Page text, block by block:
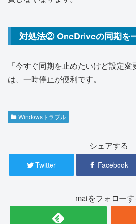
対処法② OneDriveの同期を
「今すぐ同期を止めたいけど設定
は、一時停止が便利です。
Windowsトラブル
シェアする
Twitter Facebook
maiをフォローす